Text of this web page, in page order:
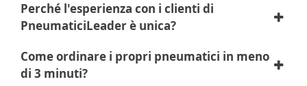
Perché l'esperienza con i clienti di
PneumaticiLeader è unica?
Come ordinare i propri pneumatici in meno
di 3 minuti?